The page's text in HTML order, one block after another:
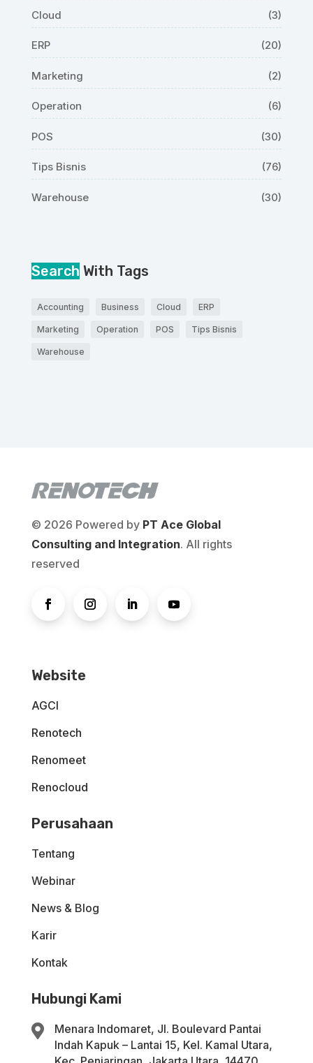
Cloud (3)
ERP (20)
Marketing (2)
Operation (6)
POS (30)
Tips Bisnis (76)
Warehouse (30)
Search With Tags
Accounting Business Cloud ERP
Marketing Operation POS Tips Bisnis
Warehouse
© 2026 Powered by PT Ace Global
Consulting and Integration. All rights
reserved
Website
AGCI
Renotech
Renomeet
Renocloud
Perusahaan
Tentang
Webinar
News & Blog
Karir
Kontak
Hubungi Kami

Menara Indomaret, Jl. Boulevard Pantai
Indah Kapuk – Lantai 15, Kel. Kamal Utara,